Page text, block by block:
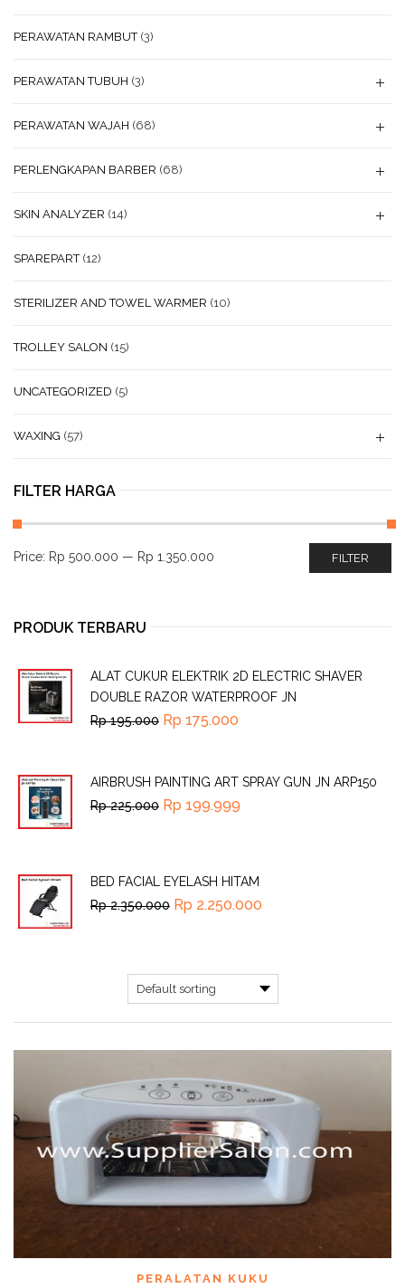
PERALATAN KUKU
PERAWATAN RAMBUT (3)
PERAWATAN TUBUH (3)
PERAWATAN WAJAH (68)
PERLENGKAPAN BARBER (68)
SKIN ANALYZER (14)
SPAREPART (12)
STERILIZER AND TOWEL WARMER (10)
TROLLEY SALON (15)
UNCATEGORIZED (5)
WAXING (57)
FILTER HARGA
FILTER
Price: Rp 500.000 — Rp 1.350.000
PRODUK TERBARU
ALAT CUKUR ELEKTRIK 2D ELECTRIC SHAVER
DOUBLE RAZOR WATERPROOF JN
Rp195.000 Rp 175.000
AIRBRUSH PAINTING ART SPRAY GUN JN ARP150
Rp225.000 Rp 199.999
BED FACIAL EYELASH HITAM
Rp2.350.000 Rp 2.250.000